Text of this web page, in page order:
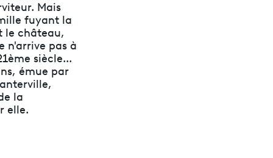
Mais
fuyant la
le château,
n'arrive pas à
siècle...
émue par
la
elle.